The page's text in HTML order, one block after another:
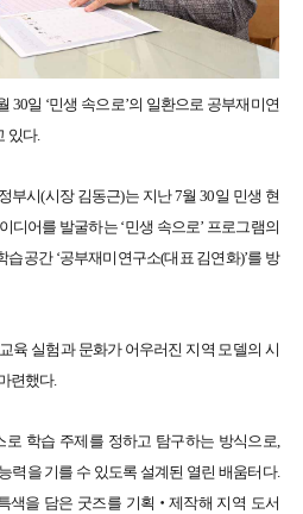
30일 ‘민생 속으로’의 일환으로 공부재미연
있다.
부시(시장 김동근)는 지난 7월 30일 민생 현
디어를 발굴하는 ‘민생 속으로’ 프로그램의
공간 ‘공부재미연구소(대표 김연화)’를 방
육 실험과 문화가 어우러진 지역 모델의 시
련했다.
학습 주제를 정하고 탐구하는 방식으로,
력을 기를 수 있도록 설계된 열린 배움터다.
색을 담은 굿즈를 기획‧제작해 지역 도서